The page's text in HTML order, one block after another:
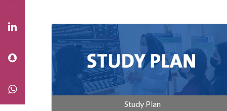
Study Plan